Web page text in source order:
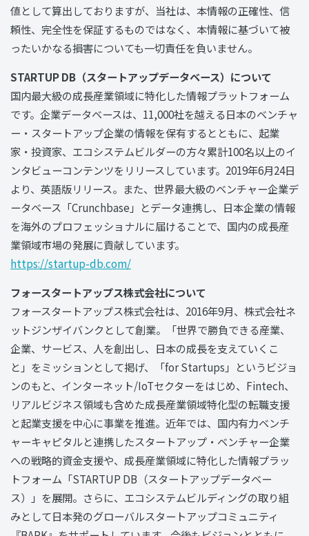
値として算出しておりますが、当社は、本情報の正確性、信
頼性、完全性を保証するものではなく、本情報に基づいて被
ったいかなる損害についても一切責任を負いません。
STARTUP DB（スタートアップデータベース）について
国内最大級の成長産業領域に特化した情報プラットフォーム
です。企業データベースは、11,000社を越える日本のベンチャ
ー・スタートアップ企業の情報を保有するとともに、起業
家・投資家、エコシステムビルダーの方々累計100名以上のイ
ンタビューコンテンツをリリースしています。2019年6月24日
より、英語版リリース。また、世界最大級のベンチャー企業デ
ータベース「Crunchbase」とデータ連携し、日本企業の情報
を海外のプロフェッショナルに届けることで、国内の成長産
業領域市場の発展に貢献しています。
https://startup-db.com/
フォースタートアップス株式会社について
フォースタートアップス株式会社は、2016年9⽉、株式会社ネ
ットジンザイバンクとして創業。「世界で勝負できる産業、
企業、サービス、⼈を創出し、⽇本の成⻑を⽀えていくこ
と」をミッションとして掲げ、「for Startups」というビジョ
ンのもと、インターネット/IoTセクターをはじめ、Fintech、
リアルビジネス領域も含めた成長産業領域特化型の転職⽀援
と起業⽀援を中⼼に事業を推進。近年では、国内有⼒ベンチ
ャーキャピタルと連携したスタートアップ・ベンチャー企業
への戦略的資⾦⽀援や、成長産業領域に特化した情報プラッ
トフォーム「STARTUP DB（スタートアップデータベー
ス）」を展開。さらに、エコシステムビルディングの取り組
みとして日本発のグローバルスタートアップコミュニティ